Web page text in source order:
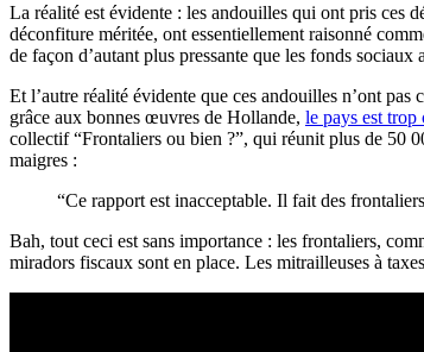
La réalité est évidente : les andouilles qui ont pris ces
déconfiture méritée, ont essentiellement raisonné
de façon d’autant plus pressante que les fonds
Et l’autre réalité évidente que ces andouilles n’ont
grâce aux bonnes œuvres de Hollande, le pays est trop
collectif “Frontaliers ou bien ?”, qui réunit plus de 50
maigres :
“Ce rapport est inacceptable. Il fait des
Bah, tout ceci est sans importance : les frontaliers,
miradors fiscaux sont en place. Les mitrailleuses à